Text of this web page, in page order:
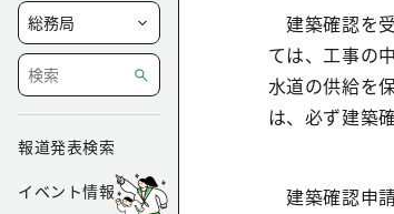
報道発表検索
イベント情報
建築確認を
ては、工事の
水道の供給を
は、必ず建築
建築確認申